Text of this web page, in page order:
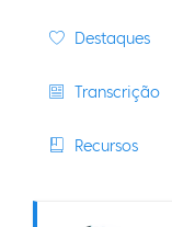
Destaques
Transcrição
Recursos